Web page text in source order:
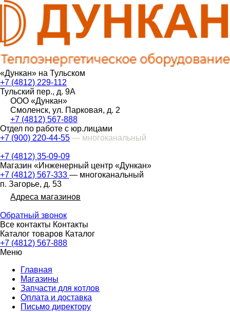
«Дункан» на Тульском
+7 (4812) 229-112
Тульский пер., д. 9А
ООО «Дункан»
Смоленск, ул. Парковая, д. 2
+7 (4812) 567-888
Отдел по работе с юр.лицами
+7 (900) 220-44-55 — многоканальный
+7 (4812) 35-09-09
Магазин «Инженерный центр «Дункан»
+7 (4812) 567-333 — многоканальный
п. Загорье, д. 53
Адреса магазинов
Обратный звонок
Все контакты Контакты
Каталог товаров Каталог
+7 (4812) 567-888
Меню
Главная
Магазины
Запчасти для котлов
Оплата и доставка
Письмо директору